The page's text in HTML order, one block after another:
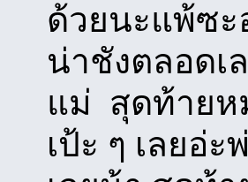
ด้วยนะแพ้ซะ
น่าชังตลอดเ
แม่ สุดท้ายห
เป้ะ ๆ เลยอ่